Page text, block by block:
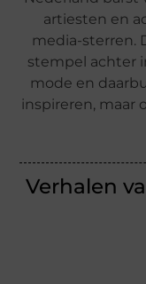
artiesten en
media-sterren.
stempel achter
mode en
inspireren, maar
Verhalen